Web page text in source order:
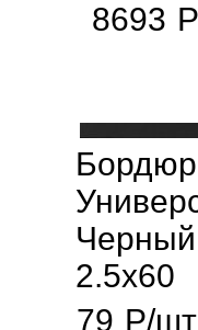
8693
Бордюр
2.5x60
79 Р/шт